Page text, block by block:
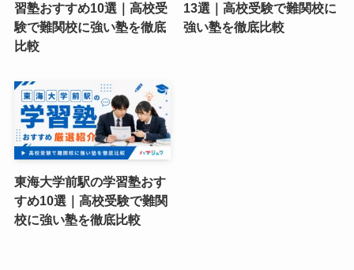
習塾おすすめ10選｜高校受
験で難関校に強い塾を徹底
比較
13選｜高校受験で難関校に
強い塾を徹底比較
東海大学前駅の学習塾おす
すめ10選｜高校受験で難関
校に強い塾を徹底比較